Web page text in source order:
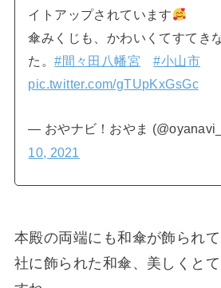
イトアップされています
傘みくじも、かわいくてすてき
た。#間々田八幡宮
#小山市
pic.twitter.com/gTUpKxGsGc
— おやナビ！おやま
10, 2021
本殿の両端にも和傘が飾られ
社に飾られた和傘、美しくと